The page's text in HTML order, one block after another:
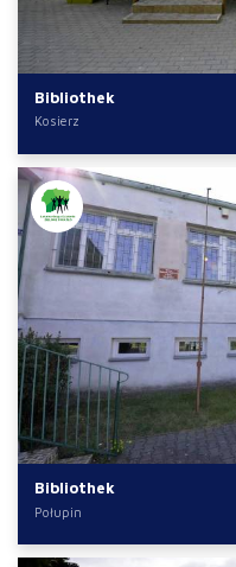
Bibliothek
Kosierz
Bibliothek
Połupin